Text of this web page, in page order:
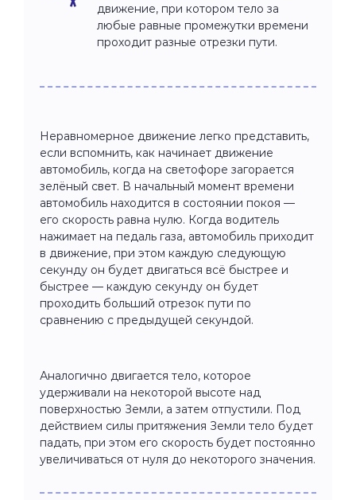
движение, при котором тело за
любые равные промежутки времени
проходит разные отрезки пути.
Неравномерное движение легко представить,
если вспомнить, как начинает движение
автомобиль, когда на светофоре загорается
зелёный свет. В начальный момент времени
автомобиль находится в состоянии покоя —
его скорость равна нулю. Когда водитель
нажимает на педаль газа, автомобиль приходит
в движение, при этом каждую следующую
секунду он будет двигаться всё быстрее и
быстрее — каждую секунду он будет
проходить больший отрезок пути по
сравнению с предыдущей секундой.
Аналогично двигается тело, которое
удерживали на некоторой высоте над
поверхностью Земли, а затем отпустили. Под
действием силы притяжения Земли тело будет
падать, при этом его скорость будет постоянно
увеличиваться от нуля до некоторого значения.